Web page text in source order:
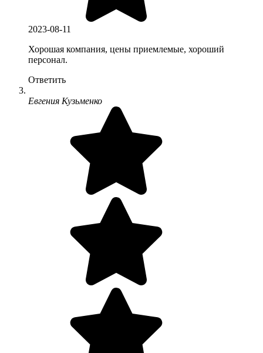
2023-08-11
Хорошая компания, цены приемлемые, хороший
персонал.
Ответить
Евгения Кузьменко